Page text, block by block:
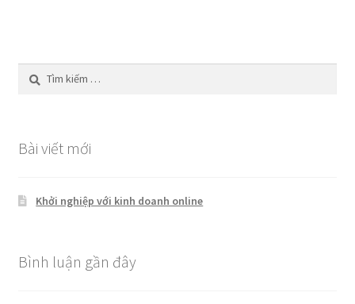
Tìm
kiếm
Bài viết mới
Khởi nghiệp với kinh doanh online
Bình luận gần đây